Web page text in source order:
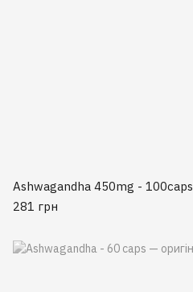
Ashwagandha 450mg - 100caps
281 грн